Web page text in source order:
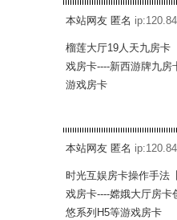
本站网友 匿名
榴莲大厅19人天九房
戏房卡----新西游牌九
游戏房卡
本站网友 匿名
时光互娱房卡操作手
戏房卡----嫦娥大厅房
悠系列H5等游戏房卡